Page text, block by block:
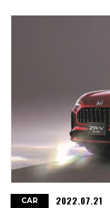
CAR 2022.07.21